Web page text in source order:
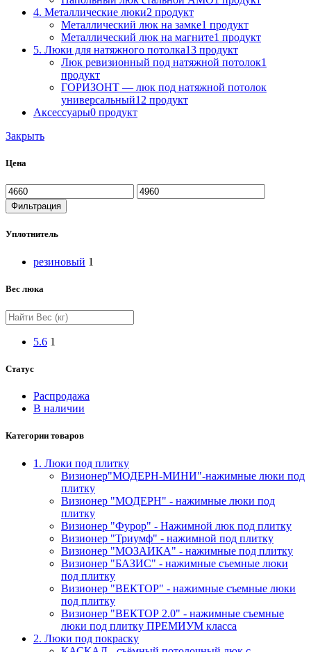
4. Металлические люки2 продукт
Металлический люк на замке1 продукт
Металлический люк на магните1 продукт
5. Люки для натяжного потолка13 продукт
Люк ревизионный под натяжной потолок1
продукт
ГОРИЗОНТ — люк под натяжной потолок
универсальный12 продукт
Аксессуары0 продукт
Закрыть
Цена
Минимальная
цена
Максимальная
цена
Фильтрация
Уплотнитель
резиновый 1
Вес люка
5.6 1
Статус
Распродажа
В наличии
Категории товаров
1. Люки под плитку
Визионер"МОДЕРН-МИНИ"-нажимные люки под
плитку
Визионер "МОДЕРН" - нажимные люки под
плитку
Визионер "Фурор" - Нажимной люк под плитку
Визионер "Триумф" - нажимной под плитку
Визионер "МОЗАИКА" - нажимные под плитку
Визионер "БАЗИС" - нажимные съемные люки
под плитку
Визионер "ВЕКТОР" - нажимные съемные люки
под плитку
Визионер "ВЕКТОР 2.0" - нажимные съемные
люки под плитку ПРЕМИУМ класса
2. Люки под покраску